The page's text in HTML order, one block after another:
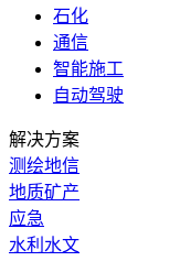
石化
通信
智能施工
自动驾驶
解决方案
测绘地信
地质矿产
应急
水利水文